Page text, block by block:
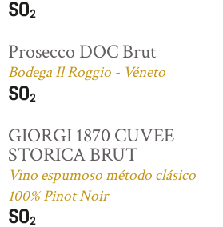
Prosecco DOC Brut
Bodega Il Roggio - Véneto
GIORGI 1870 CUVEE
STORICA BRUT
Vino espumoso método clásico
100% Pinot Noir